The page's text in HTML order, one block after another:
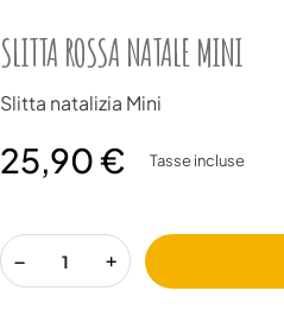
SLITTA ROSSA NATALE MINI
Slitta natalizia Mini
25,90 € Tasse incluse